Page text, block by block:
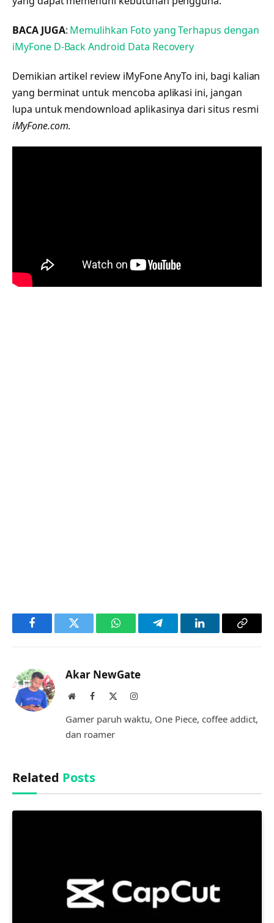
BACA JUGA: Memulihkan Foto yang Terhapus dengan
iMyFone D-Back Android Data Recovery
Demikian artikel review iMyFone AnyTo ini, bagi kalian
yang berminat untuk mencoba aplikasi ini, jangan
lupa untuk mendownload aplikasinya dari situs resmi
iMyFone.com.
FacebookTwitter WhatsAppTelegramLinkedInCopy
Akar NewGate
WebsiteFacebook Instagram
Gamer paruh waktu, One Piece, coffee addict,
dan roamer
Related Posts